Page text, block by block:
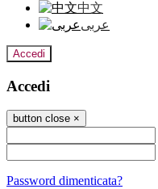
中文
عربى
Accedi
Accedi
button close ×
Password dimenticata?